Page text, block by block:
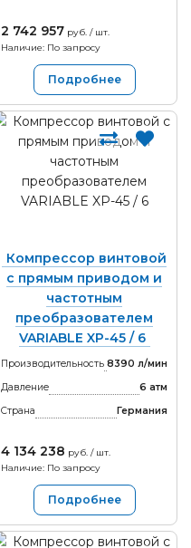
2 742 957 руб. / шт.
Наличие: По запросу
Подробнее
Компрессор винтовой
с прямым приводом и
частотным
преобразователем
VARIABLE XP-45 / 6
Производительность 8390 л/мин
Давление
6 атм
Страна
Германия
4 134 238 руб. / шт.
Наличие: По запросу
Подробнее